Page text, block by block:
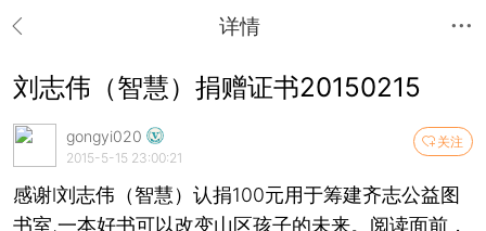
详情
刘志伟（智慧）捐赠证书20150215
关注
gongyi020
2015-5-15 23:00:21
感谢l刘志伟（智慧）认捐100元用于筹建齐志公益图
书室,一本好书可以改变山区孩子的未来。阅读面前，